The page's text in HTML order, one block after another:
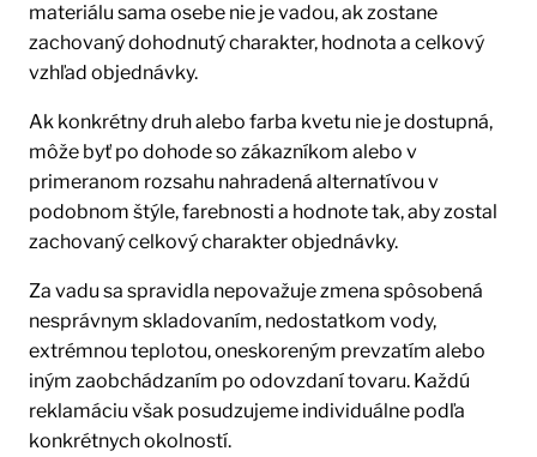
materiálu sama osebe nie je vadou, ak zostane
zachovaný dohodnutý charakter, hodnota a celkový
vzhľad objednávky.
Ak konkrétny druh alebo farba kvetu nie je dostupná,
môže byť po dohode so zákazníkom alebo v
primeranom rozsahu nahradená alternatívou v
podobnom štýle, farebnosti a hodnote tak, aby zostal
zachovaný celkový charakter objednávky.
Za vadu sa spravidla nepovažuje zmena spôsobená
nesprávnym skladovaním, nedostatkom vody,
extrémnou teplotou, oneskoreným prevzatím alebo
iným zaobchádzaním po odovzdaní tovaru. Každú
reklamáciu však posudzujeme individuálne podľa
konkrétnych okolností.